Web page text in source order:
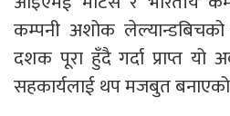
कम्पनी अशोक
दशक पूरा हुँदै गर्दा प्राप्त यो
सहकार्यलाई थप मजबुत